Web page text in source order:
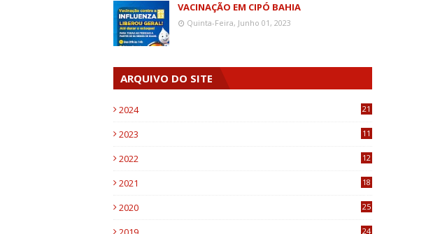
VACINAÇÃO EM CIPÓ BAHIA
Quinta-Feira, Junho 01, 2023
ARQUIVO DO SITE
2024 21
2023
11
2022
12
2021
18
2020
25
24